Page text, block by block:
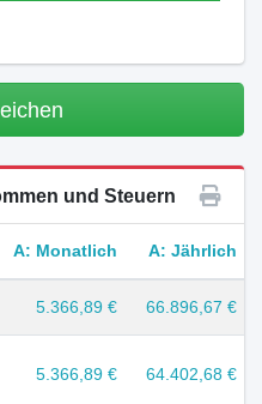
und Steuern
A: Monatlich A: Jährlich
5.366,89 € 66.896,67 €
5.366,89 € 64.402,68 €